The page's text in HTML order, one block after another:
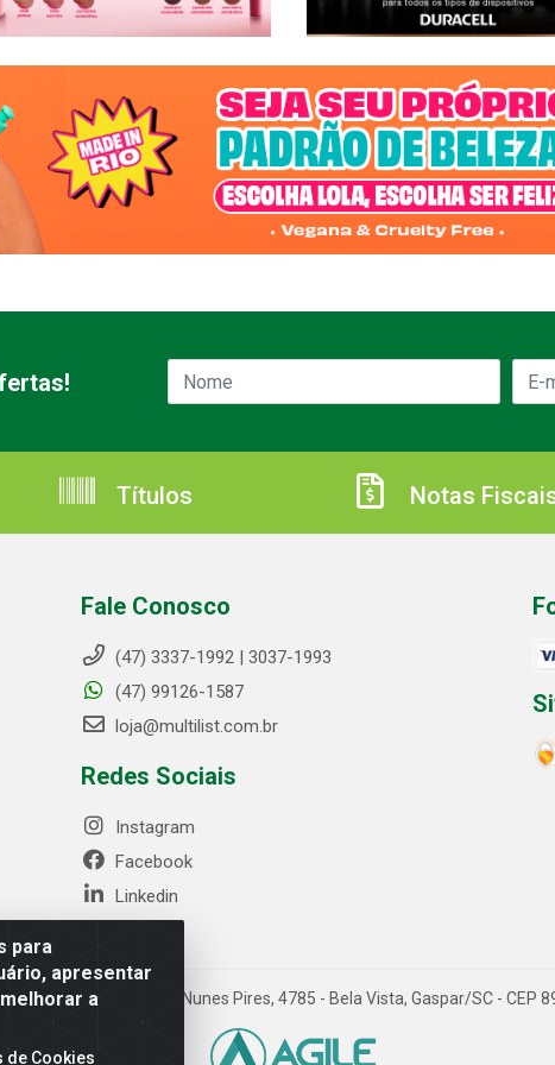
para
apresentar
a
de Cookies
Títulos Notas
Fale Conosco
(47) 3337-1992 | 3037-1993
(47) 99126-1587
loja@multilist.com.br
Redes Sociais
Instagram
Facebook
Linkedin
LTDA - Rua Anfilóquio Nunes Pires, 4785 - Bela Vista, Gaspar/SC - CEP